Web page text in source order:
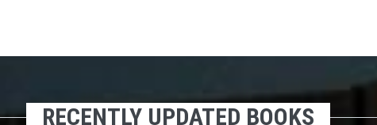
RECENTLY UPDATED BOOKS